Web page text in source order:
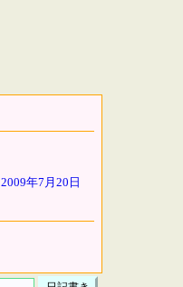
2009年7月20日